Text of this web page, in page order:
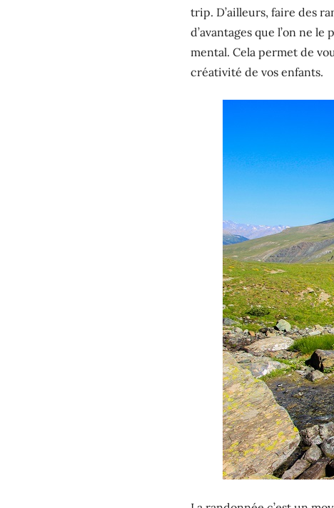
trip. D’ailleurs, faire des
d’avantages que l’on ne
mental. Cela permet de
créativité de vos enfants.